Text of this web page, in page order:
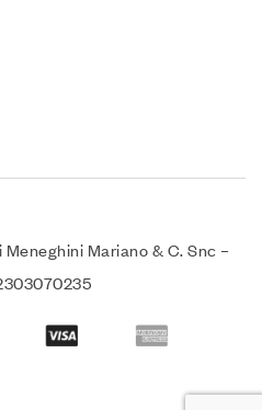
Mariano & C. Snc –